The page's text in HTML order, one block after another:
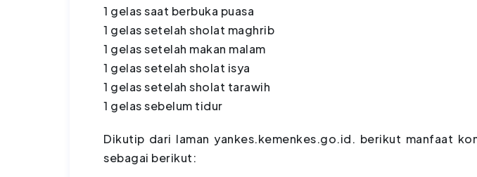
1 gelas saat berbuka puasa
1 gelas setelah sholat maghrib
1 gelas setelah makan malam
1 gelas setelah sholat isya
1 gelas setelah sholat tarawih
1 gelas sebelum tidur
Dikutip dari laman yankes.kemenkes.go.id. berikut manfaat
sebagai berikut: